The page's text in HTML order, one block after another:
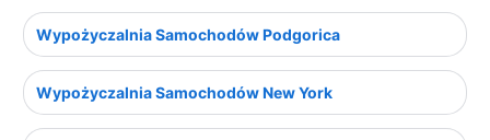
Wypożyczalnia Samochodów Podgorica
Wypożyczalnia Samochodów New York